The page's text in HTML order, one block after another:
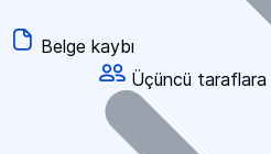
Belge kaybı
Üçüncü taraflara